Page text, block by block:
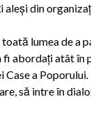
din
lumea de a
abordaţi atât în
a
să intre în